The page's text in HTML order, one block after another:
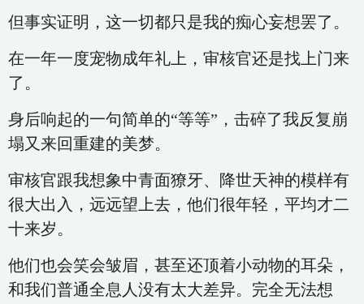
但事实证明，这一切都只是我的痴心妄想罢了。
在一年一度宠物成年礼上，审核官还是找上门来
了。
身后响起的一句简单的“等等”，击碎了我反复崩
塌又来回重建的美梦。
审核官跟我想象中青面獠牙、降世天神的模样有
很大出入，远远望上去，他们很年轻，平均才二
十来岁。
他们也会笑会皱眉，甚至还顶着小动物的耳朵，
和我们普通全息人没有太大差异。完全无法想